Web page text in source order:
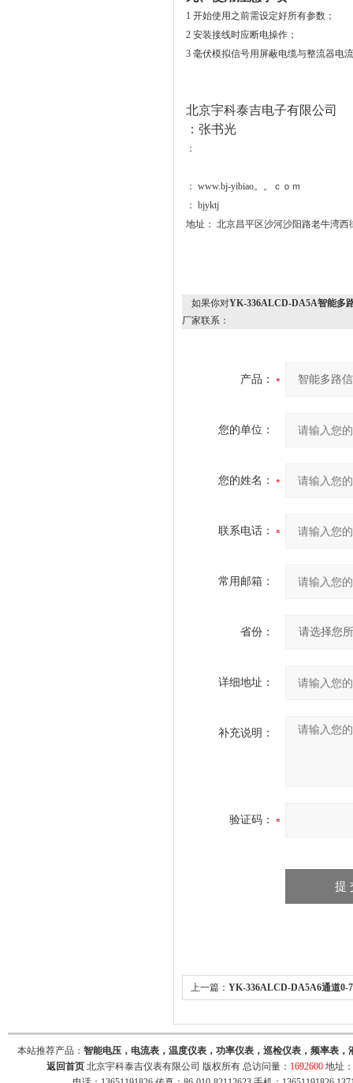
1 开始使用之前需设定好所有参数；
2 安装接线时应断电操作；
3 毫伏模拟信号用屏蔽电缆与整流器电
北京宇科泰吉电子有限公司
：张书光
：
： www.bj-yibiao。。ｃｏｍ
： bjyktj
地址： 北京昌平区沙河沙阳路老牛湾西
如果你对YK-336ALCD-DA5A智能多
厂家联系：
产品：
您的单位：
您的姓名：
联系电话：
常用邮箱：
省份：
详细地址：
补充说明：
验证码：
上一篇： YK-336ALCD-DA5A6通道0-
本站推荐产品： 智能电压，电流表，温度仪表，功率仪表，巡检仪表，频率表
返回首页 北京宇科泰吉仪表有限公司 版权所有 总访问量： 1692600 地址